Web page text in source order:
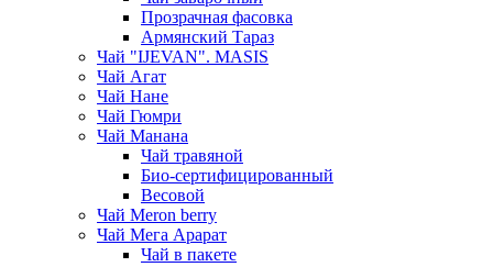
Прозрачная фасовка
Армянский Тараз
Чай "IJEVAN". MASIS
Чай Агат
Чай Нане
Чай Гюмри
Чай Манана
Чай травяной
Био-сертифицированный
Весовой
Чай Meron berry
Чай Мега Арарат
Чай в пакете